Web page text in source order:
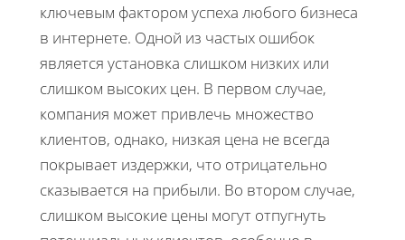
ключевым фактором успеха любого бизнеса
в интернете. Одной из частых ошибок
является установка слишком низких или
слишком высоких цен. В первом случае,
компания может привлечь множество
клиентов, однако, низкая цена не всегда
покрывает издержки, что отрицательно
сказывается на прибыли. Во втором случае,
слишком высокие цены могут отпугнуть